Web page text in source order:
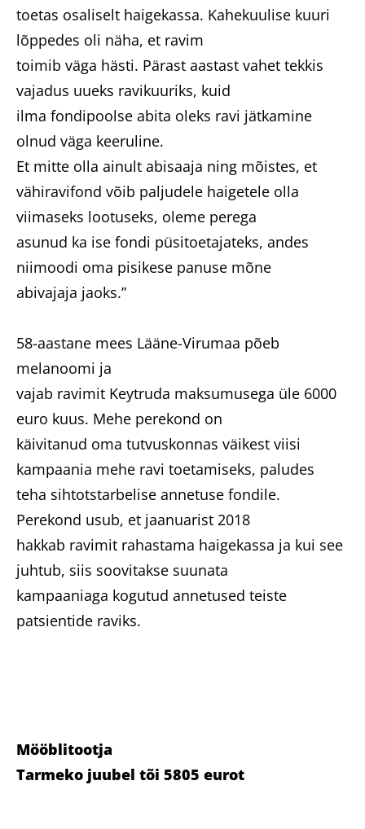
toetas osaliselt haigekassa. Kahekuulise kuuri
lõppedes oli näha, et ravim
toimib väga hästi. Pärast aastast vahet tekkis
vajadus uueks ravikuuriks, kuid
ilma fondipoolse abita oleks ravi jätkamine
olnud väga keeruline.
Et mitte olla ainult abisaaja ning mõistes, et
vähiravifond võib paljudele haigetele olla
viimaseks lootuseks, oleme perega
asunud ka ise fondi püsitoetajateks, andes
niimoodi oma pisikese panuse mõne
abivajaja jaoks.”
58-aastane mees Lääne-Virumaa põeb
melanoomi ja
vajab ravimit Keytruda maksumusega üle 6000
euro kuus. Mehe perekond on
käivitanud oma tutvuskonnas väikest viisi
kampaania mehe ravi toetamiseks, paludes
teha sihtotstarbelise annetuse fondile.
Perekond usub, et jaanuarist 2018
hakkab ravimit rahastama haigekassa ja kui see
juhtub, siis soovitakse suunata
kampaaniaga kogutud annetused teiste
patsientide raviks.
Mööblitootja
Tarmeko juubel tõi 5805 eurot